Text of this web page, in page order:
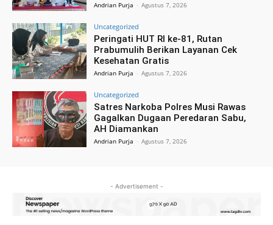
Andrian Purja - Agustus 7, 2026
Uncategorized
Peringati HUT RI ke-81, Rutan
Prabumulih Berikan Layanan Cek
Kesehatan Gratis
Andrian Purja - Agustus 7, 2026
Uncategorized
Satres Narkoba Polres Musi Rawas
Gagalkan Dugaan Peredaran Sabu,
AH Diamankan
Andrian Purja - Agustus 7, 2026
- Advertisement -